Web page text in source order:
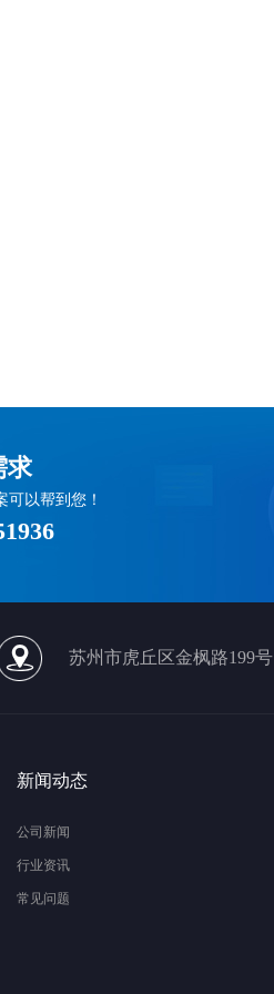
求
可以帮到您！
苏州市虎丘区金枫路199号
新闻动态
公司新闻
行业资讯
常见问题